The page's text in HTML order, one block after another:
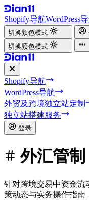
Shopify导航WordPress
切换颜色模式
切换颜色模式
Shopify导航
WordPress导航
外贸及跨境独立站定制
独立站搭建服务
登录
外汇管制
针对跨境交易中资金流
策动态与实务操作指南